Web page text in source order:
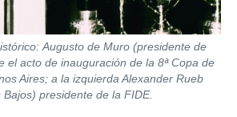
Augusto de Muro (presidente de
el acto de inauguración de la 8ª Copa de
Aires; a la izquierda Alexander Rueb
Bajos) presidente de la FIDE.